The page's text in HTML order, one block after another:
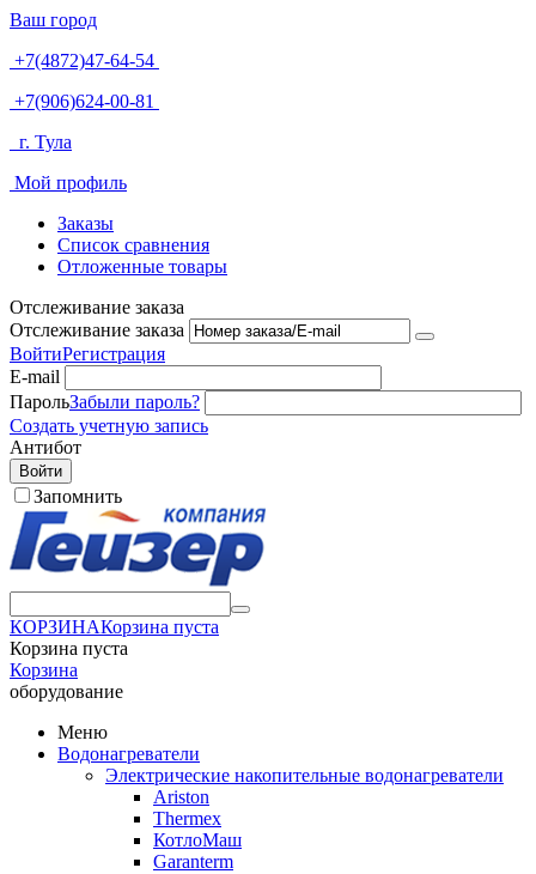
Ваш город
+7(4872)47-64-54
+7(906)624-00-81
г. Тула
Мой профиль
Заказы
Список сравнения
Отложенные товары
Отслеживание заказа
Отслеживание заказа
ВойтиРегистрация
E-mail
ПарольЗабыли пароль?
Создать учетную запись
Антибот
Войти
Запомнить
КОРЗИНАКорзина пуста
Корзина пуста
Корзина
оборудование
Меню
Водонагреватели
Электрические накопительные водонагреватели
Ariston
Thermex
КотлоМаш
Garanterm